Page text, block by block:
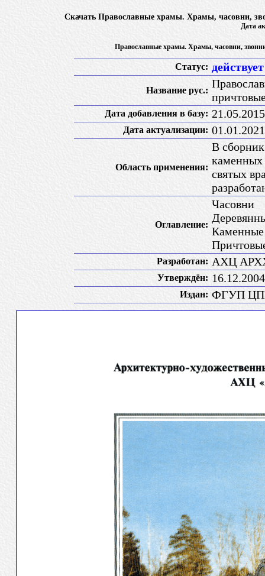
Скачать Православные храмы. Храмы, часовни,
Дата
Православные храмы. Храмы, часовни,
Статус: действует
Название рус.:
Дата добавления в базу: 21.05.2015
Дата актуализации: 01.01.2021
Область применения:
В
каменных
святых
Оглавление:
Часовни
Разработан: АХЦ
Утверждён:
Издан: ФГУП